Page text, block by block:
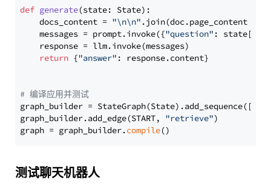
def generate(state: State):
    docs_content =
"\n\n" .join(doc.page_content
    messages = prompt.invoke({
"question" : state[
    response = llm.invoke(messages)
return {"answer" : response.content}
# 编译应用并测试
graph_builder =
graph_builder.add_edge(START, "retrieve")
graph = graph_builder.compile
测试聊天机器人